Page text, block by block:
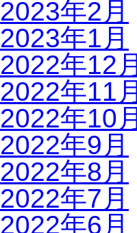
2023年2月
2023年1月
2022年12月
2022年11月
2022年10月
2022年9月
2022年8月
2022年7月
2022年6月